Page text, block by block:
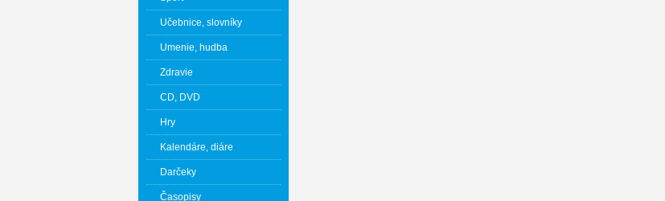
Učebnice, slovníky
Umenie, hudba
Zdravie
CD, DVD
Hry
Kalendáre, diáre
Darčeky
Časopisy